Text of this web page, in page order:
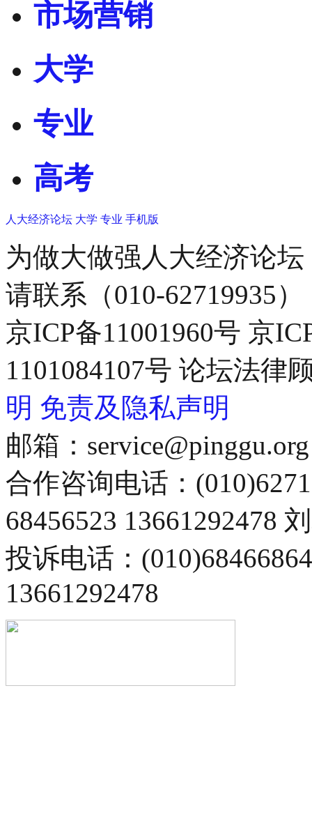
市场营销
大学
专业
高考
人大经济论坛 大学 专业 手机版
为做大做强人大经济论
请联系（010-62719935）
京ICP备11001960号 京
1101084107号 论坛法律
明 免责及隐私声明
邮箱：service@pinggu.org
合作咨询电话：
68456523 13661292478
投诉电话：
13661292478